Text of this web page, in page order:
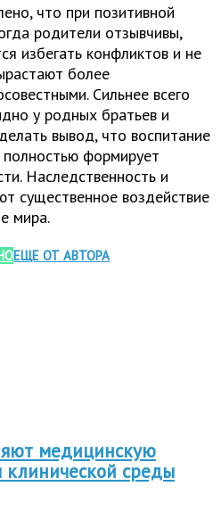
что при позитивной
родители отзывчивы,
избегать конфликтов и не
более
Сильнее всего
у родных братьев и
вывод, что воспитание
формирует
Наследственность и
существенное воздействие
мира.
ЕЩЕ ОТ АВТОРА
медицинскую
среды